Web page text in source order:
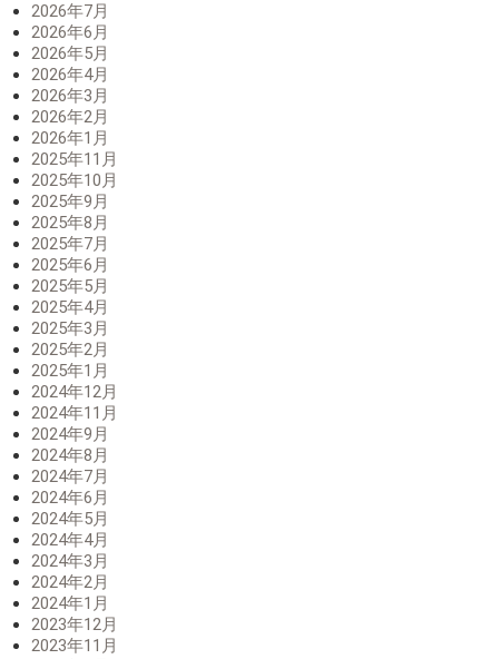
2026年7月
2026年6月
2026年5月
2026年4月
2026年3月
2026年2月
2026年1月
2025年11月
2025年10月
2025年9月
2025年8月
2025年7月
2025年6月
2025年5月
2025年4月
2025年3月
2025年2月
2025年1月
2024年12月
2024年11月
2024年9月
2024年8月
2024年7月
2024年6月
2024年5月
2024年4月
2024年3月
2024年2月
2024年1月
2023年12月
2023年11月